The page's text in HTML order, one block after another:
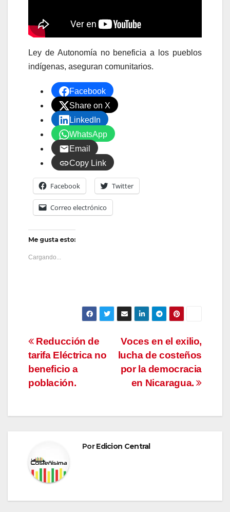
Ley de Autonomía no beneficia a los pueblos
indígenas, aseguran comunitarios.
Facebook
Share on X
LinkedIn
WhatsApp
Email
Copy Link
Facebook Twitter
Correo electrónico
Me gusta esto:
Cargando...
Navegación
de
entradas
Voces en el exilio,
lucha de costeños
por la democracia
en Nicaragua.
Reducción de
tarifa Eléctrica no
beneficio a
población.
PorEdicion Central